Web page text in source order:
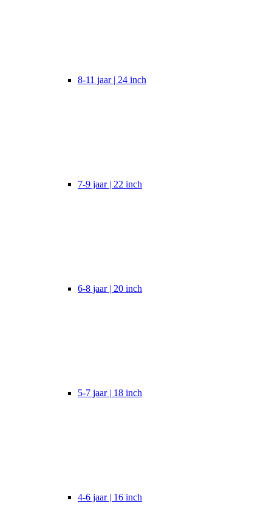
8-11 jaar | 24 inch
7-9 jaar | 22 inch
6-8 jaar | 20 inch
5-7 jaar | 18 inch
4-6 jaar | 16 inch